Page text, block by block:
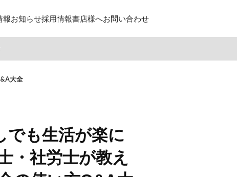
報お知らせ採用情報書店様へお問い合わせ
大全
でも生活が楽に
・社労士が教え